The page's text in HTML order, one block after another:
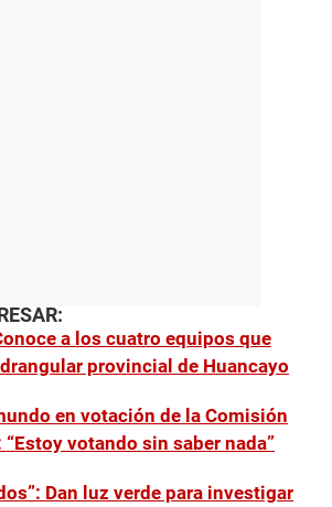
a los cuatro equipos que
provincial de Huancayo
en votación de la Comisión
“Estoy votando sin saber nada”
Dan luz verde para investigar